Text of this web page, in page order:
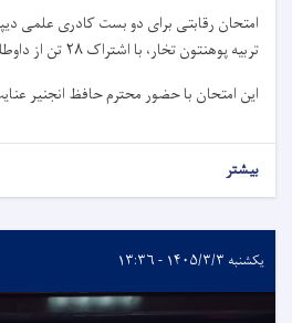
امتحان رقابتی برای دو بست کادری علمی
تربیه پوهنتون تخار، با اشتراک۲۸تن از
این امتحان با حضور محترم حافظ انجنیر
بیشتر
یکشنبه ۱۴۰۵/۳/۳ - ۱۳:۳۶